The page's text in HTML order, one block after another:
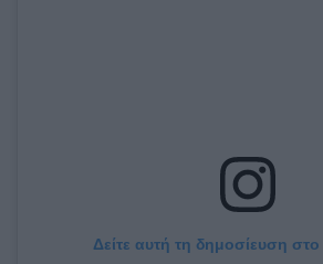
Δείτε αυτή τη δημοσίευση